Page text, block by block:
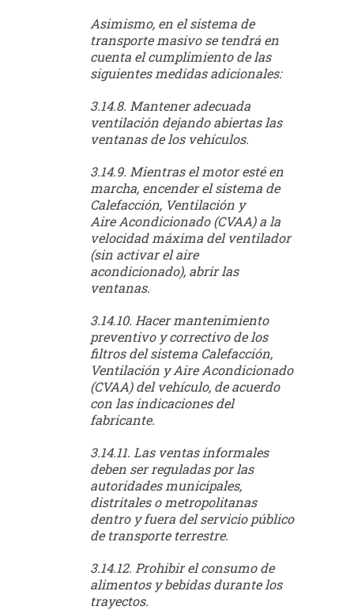
Asimismo, en el sistema de
transporte masivo se tendrá en
cuenta el cumplimiento de las
siguientes medidas adicionales:
3.14.8. Mantener adecuada
ventilación dejando abiertas las
ventanas de los vehículos.
3.14.9. Mientras el motor esté en
marcha, encender el sistema de
Calefacción, Ventilación y
Aire Acondicionado (CVAA) a la
velocidad máxima del ventilador
(sin activar el aire
acondicionado), abrir las
ventanas.
3.14.10. Hacer mantenimiento
preventivo y correctivo de los
filtros del sistema Calefacción,
Ventilación y Aire Acondicionado
(CVAA) del vehículo, de acuerdo
con las indicaciones del
fabricante.
3.14.11. Las ventas informales
deben ser reguladas por las
autoridades municipales,
distritales o metropolitanas
dentro y fuera del servicio público
de transporte terrestre.
3.14.12. Prohibir el consumo de
alimentos y bebidas durante los
trayectos.